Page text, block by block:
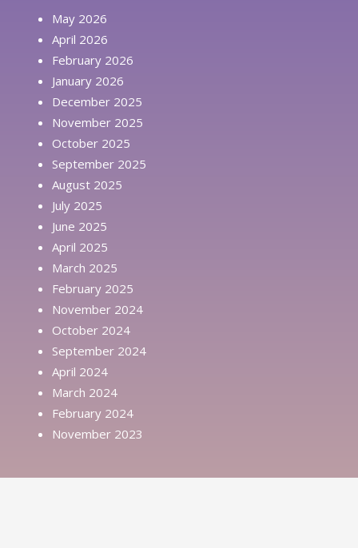
May 2026
April 2026
February 2026
January 2026
December 2025
November 2025
October 2025
September 2025
August 2025
July 2025
June 2025
April 2025
March 2025
February 2025
November 2024
October 2024
September 2024
April 2024
March 2024
February 2024
November 2023